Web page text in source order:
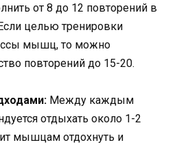
от 8 до 12 повторений в
целью тренировки
мышц, то можно
повторений до 15-20.
Между каждым
отдыхать около 1-2
мышцам отдохнуть и